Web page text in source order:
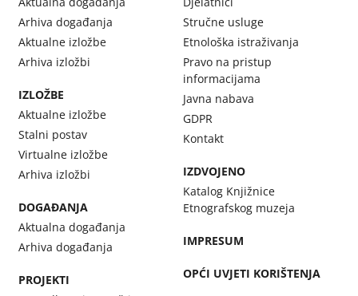
Arhiva događanja
Aktualne izložbe
Arhiva izložbi
IZLOŽBE
Aktualne izložbe
Stalni postav
Virtualne izložbe
Arhiva izložbi
DOGAĐANJA
Aktualna događanja
Arhiva događanja
PROJEKTI
Stručne usluge
Etnološka istraživanja
Pravo na pristup
informacijama
Javna nabava
GDPR
Kontakt
IZDVOJENO
Katalog Knjižnice
Etnografskog muzeja
IMPRESUM
OPĆI UVJETI KORIŠTENJA